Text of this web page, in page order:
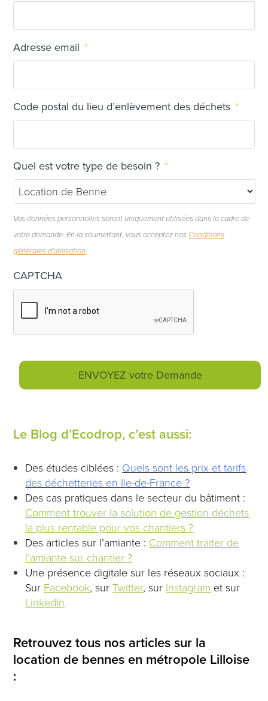
Adresse email *
Code postal du lieu d’enlèvement des déchets *
Quel est votre type de besoin ? *
Vos données personnelles seront uniquement utilisées dans le cadre de
votre demande. En la soumettant, vous acceptez nos Conditions
générales d'utilisation.
CAPTCHA
Le Blog d’Ecodrop, c’est aussi:
Des études ciblées : Quels sont les prix et tarifs
des déchetteries en Ile-de-France ?
Des cas pratiques dans le secteur du bâtiment :
Comment trouver la solution de gestion déchets
la plus rentable pour vos chantiers ?
Des articles sur l’amiante : Comment traiter de
l’amiante sur chantier ?
Une présence digitale sur les réseaux sociaux :
Sur Facebook, surTwitter, sur Instagram et sur
LinkedIn
Retrouvez tous nos articles sur la
location de bennes en métropole Lilloise
: